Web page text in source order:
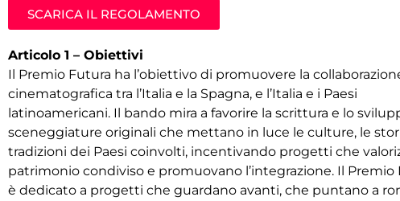
SCARICA IL REGOLAMENTO
Articolo 1 – Obiettivi
Il Premio Futura ha l’obiettivo di promuovere la
cinematografica tra l’Italia e la Spagna, e l’Italia e i Paesi
latinoamericani. Il bando mira a favorire la scrittura e lo
sceneggiature originali che mettano in luce le culture, le
tradizioni dei Paesi coinvolti, incentivando progetti che
patrimonio condiviso e promuovano l’integrazione. Il Premio
è dedicato a progetti che guardano avanti, che puntano a